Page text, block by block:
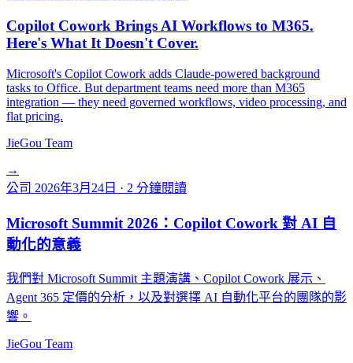
Copilot Cowork Brings AI Workflows to M365.
Here's What It Doesn't Cover.
Microsoft's Copilot Cowork adds Claude-powered background
tasks to Office. But department teams need more than M365
integration — they need governed workflows, video processing, and
flat pricing.
JieGou Team
→
公司 2026年3月24日 · 2 分鐘閱讀
Microsoft Summit 2026：Copilot Cowork 對 AI 自
動化的意義
我們對 Microsoft Summit 主題演講、Copilot Cowork 展示、
Agent 365 定價的分析，以及對選擇 AI 自動化平台的團隊的影
響。
JieGou Team